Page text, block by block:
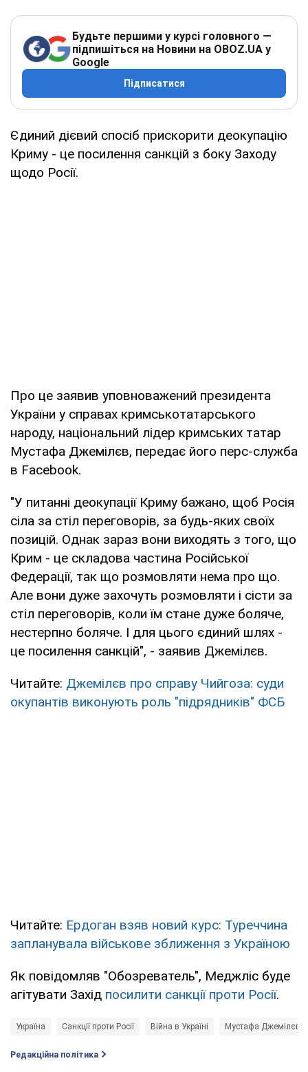
Будьте першими у курсі головного —
підпишіться на Новини на OBOZ.UA у
Google
Підписатися
Єдиний дієвий спосіб прискорити деокупацію
Криму - це посилення санкцій з боку Заходу
щодо Росії.
Про це заявив уповноважений президента
України у справах кримськотатарського
народу, національний лідер кримських татар
Мустафа Джемілєв, передає його перс-служба
в Facebook.
"У питанні деокупації Криму бажано, щоб Росія
сіла за стіл переговорів, за будь-яких своїх
позицій. Однак зараз вони виходять з того, що
Крим - це складова частина Російської
Федерації, так що розмовляти нема про що.
Але вони дуже захочуть розмовляти і сісти за
стіл переговорів, коли їм стане дуже боляче,
нестерпно боляче. І для цього єдиний шлях -
це посилення санкцій", - заявив Джемілєв.
Читайте: Джемілєв про справу Чийгоза: суди
окупантів виконують роль "підрядників" ФСБ
Читайте: Ердоган взяв новий курс: Туреччина
запланувала військове зближення з Україною
Як повідомляв "Обозреватель", Меджліс буде
агітувати Захід посилити санкції проти Росії.
Україна Санкції проти Росії Війна в Україні Мустафа Джемілєв
Редакційна політика